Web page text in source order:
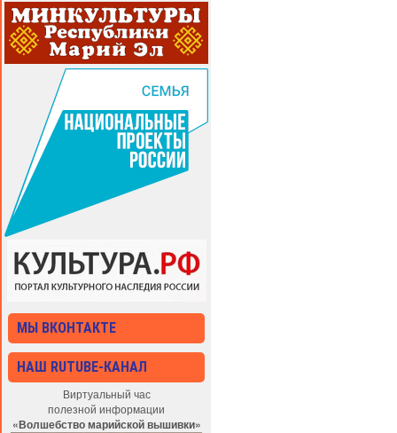
МЫ ВКОНТАКТЕ
НАШ RUTUBE-КАНАЛ
Виртуальный час
полезной информации
«Волшебство марийской вышивки»